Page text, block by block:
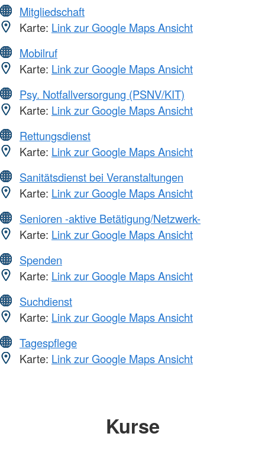
Mitgliedschaft
Karte: Link zur Google Maps Ansicht
Mobilruf
Karte: Link zur Google Maps Ansicht
Psy. Notfallversorgung (PSNV/KIT)
Karte: Link zur Google Maps Ansicht
Rettungsdienst
Karte: Link zur Google Maps Ansicht
Sanitätsdienst bei Veranstaltungen
Karte: Link zur Google Maps Ansicht
Senioren -aktive Betätigung/Netzwerk-
Karte: Link zur Google Maps Ansicht
Spenden
Karte: Link zur Google Maps Ansicht
Suchdienst
Karte: Link zur Google Maps Ansicht
Tagespflege
Karte: Link zur Google Maps Ansicht
Kurse